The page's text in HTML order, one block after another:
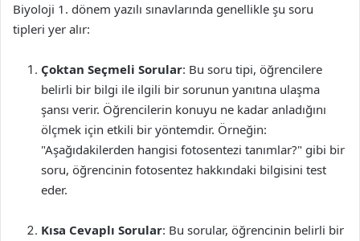
Biyoloji 1. dönem yazılı sınavlarında genellikle şu soru
tipleri yer alır:
Çoktan Seçmeli Sorular: Bu soru tipi, öğrencilere
belirli bir bilgi ile ilgili bir sorunun yanıtına ulaşma
şansı verir. Öğrencilerin konuyu ne kadar anladığını
ölçmek için etkili bir yöntemdir. Örneğin:
"Aşağıdakilerden hangisi fotosentezi tanımlar?" gibi bir
soru, öğrencinin fotosentez hakkındaki bilgisini test
eder.
Kısa Cevaplı Sorular: Bu sorular, öğrencinin belirli bir